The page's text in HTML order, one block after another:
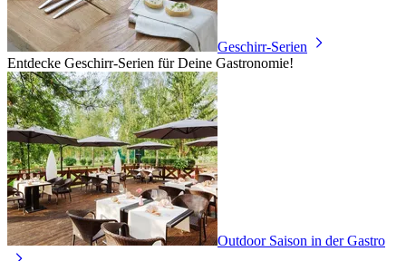
Geschirr-Serien
Entdecke Geschirr-Serien für Deine Gastronomie!
Outdoor Saison in der Gastro